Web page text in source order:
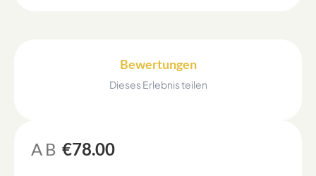
Bewertungen
Dieses Erlebnis teilen
AB €78.00